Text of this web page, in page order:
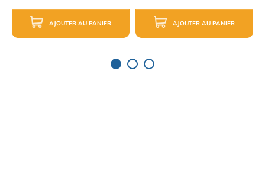
AJOUTER AU PANIER AJOUTER AU PANIER